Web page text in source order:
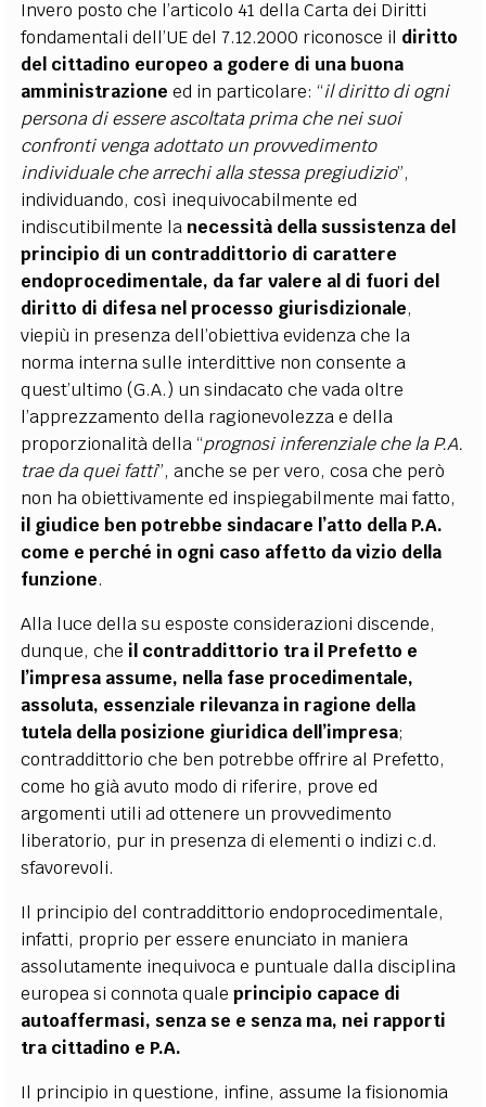
Invero posto che l’articolo 41 della Carta dei Diritti
fondamentali dell’UE del 7.12.2000 riconosce il diritto
del cittadino europeo a godere di una buona
amministrazione ed in particolare: “il diritto di ogni
persona di essere ascoltata prima che nei suoi
confronti venga adottato un provvedimento
individuale che arrechi alla stessa pregiudizio”,
individuando, così inequivocabilmente ed
indiscutibilmente la necessità della sussistenza del
principio di un contraddittorio di carattere
endoprocedimentale, da far valere al di fuori del
diritto di difesa nel processo giurisdizionale,
viepiù in presenza dell’obiettiva evidenza che la
norma interna sulle interdittive non consente a
quest’ultimo (G.A.) un sindacato che vada oltre
l’apprezzamento della ragionevolezza e della
proporzionalità della “prognosi inferenziale che la P.A.
trae da quei fatti”, anche se per vero, cosa che però
non ha obiettivamente ed inspiegabilmente mai fatto,
il giudice ben potrebbe sindacare l’atto della P.A.
come e perché in ogni caso affetto da vizio della
funzione.
Alla luce della su esposte considerazioni discende,
dunque, che il contraddittorio tra il Prefetto e
l’impresa assume, nella fase procedimentale,
assoluta, essenziale rilevanza in ragione della
tutela della posizione giuridica dell’impresa;
contraddittorio che ben potrebbe offrire al Prefetto,
come ho già avuto modo di riferire, prove ed
argomenti utili ad ottenere un provvedimento
liberatorio, pur in presenza di elementi o indizi c.d.
sfavorevoli.
Il principio del contraddittorio endoprocedimentale,
infatti, proprio per essere enunciato in maniera
assolutamente inequivoca e puntuale dalla disciplina
europea si connota qualeprincipio capace di
autoaffermasi, senza se e senza ma, nei rapporti
tra cittadino e P.A.
Il principio in questione, infine, assume la fisionomia